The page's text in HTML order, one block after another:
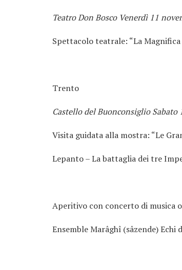
Teatro Don Bosco Venerdì 11
Spettacolo teatrale: “La
Trento
Castello del Buonconsiglio Sabato
Visita guidata alla mostra: “Le
Lepanto – La battaglia dei tre
Aperitivo con concerto di musica
Ensemble Marâghî (sâzende)